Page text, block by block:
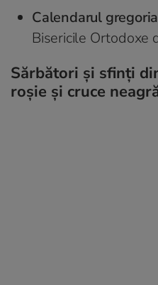
Calendarul
Bisericile Ortodoxe
Sărbători și sfinți
roșie și cruce